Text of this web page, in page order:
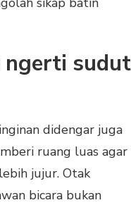
ngerti sudut
didengar juga
ruang luas agar
jujur. Otak
bicara bukan